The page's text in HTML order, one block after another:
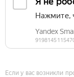
Если у вас возникли